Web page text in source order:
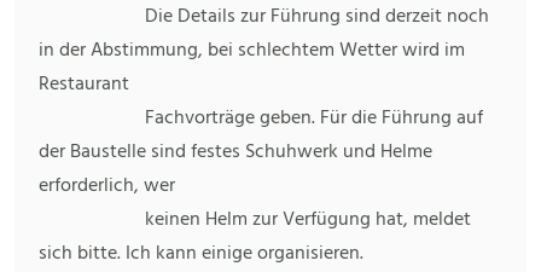
Die Details zur Führung sind derzeit noch
in der Abstimmung, bei schlechtem Wetter wird im
Restaurant
Fachvorträge geben. Für die Führung auf
der Baustelle sind festes Schuhwerk und Helme
erforderlich, wer
keinen Helm zur Verfügung hat, meldet
sich bitte. Ich kann einige organisieren.